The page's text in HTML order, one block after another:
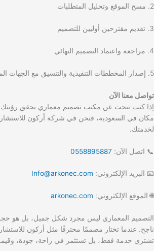
2. مسح الموقع وتحليل المتطلبات
3. تقديم مقترحين أوليين للتصميم
4. مراجعة واعتماد التصميم النهائي
5. إصدار المخططات التنفيذية والتنسيق مع الجهات المختصة
تواصل معنا الآن
إذا كنت تبحث عن مكتب تصميم معماري يحقق رؤيتك
مكان في السعودية، فنحن في شركة أركون
لخدمتك.
📞 اتصل الآن: 0558895887
📧 البريد الإلكتروني: Info@arkonec.com
🌐 الموقع الإلكتروني: arkonec.com
التصميم المعماري ليس مجرد شكل جميل، بل هو
ناجح. عندما تختار مصممًا محترفًا مثل أركون
تشتري خدمة فقط، بل تستثمر في راحة، جودة،